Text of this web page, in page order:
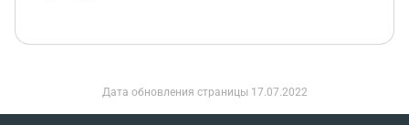
Дата обновления страницы 17.07.2022